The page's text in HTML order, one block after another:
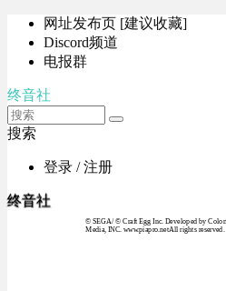
网址发布页 [建议收藏]
Discord频道
电报群
终音社
搜索
登录 / 注册
终音社
© SEGA / © Craft Egg Inc. Developed by
Media, INC. www.piapro.netAll rights reserved.